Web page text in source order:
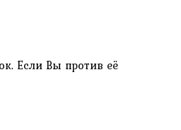
Если Вы против её